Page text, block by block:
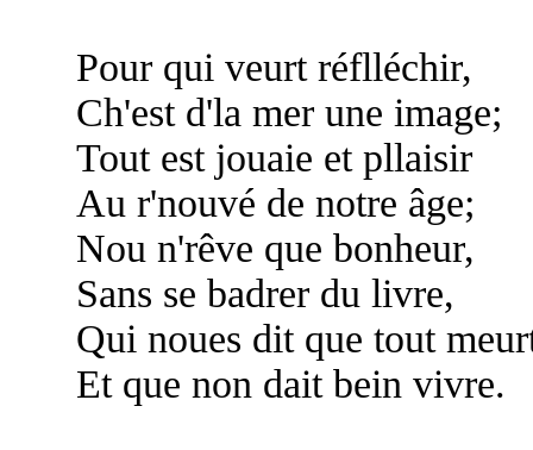
Pour qui veurt réflléchir,
Ch'est d'la mer une image;
Tout est jouaie et pllaisir
Au r'nouvé de notre âge;
Nou n'rêve que bonheur,
Sans se badrer du livre,
Qui noues dit que tout
Et que non dait bein vivre.